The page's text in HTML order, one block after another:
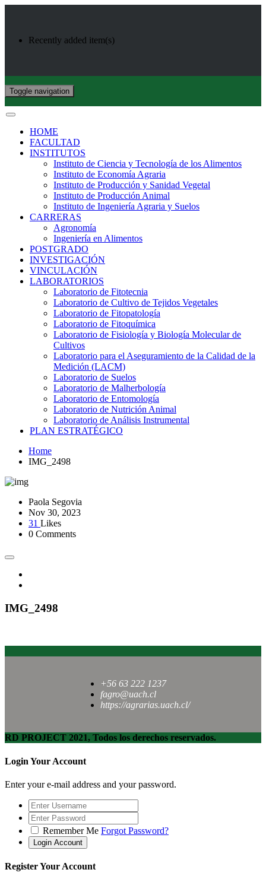
Recently added item(s)
Toggle navigation
HOME
FACULTAD
INSTITUTOS
Instituto de Ciencia y Tecnología de los Alimentos
Instituto de Economía Agraria
Instituto de Producción y Sanidad Vegetal
Instituto de Producción Animal
Instituto de Ingeniería Agraria y Suelos
CARRERAS
Agronomía
Ingeniería en Alimentos
POSTGRADO
INVESTIGACIÓN
VINCULACIÓN
LABORATORIOS
Laboratorio de Fitotecnia
Laboratorio de Cultivo de Tejidos Vegetales
Laboratorio de Fitopatología
Laboratorio de Fitoquímica
Laboratorio de Fisiología y Biología Molecular de
Cultivos
Laboratorio para el Aseguramiento de la Calidad de la
Medición (LACM)
Laboratorio de Suelos
Laboratorio de Malherbología
Laboratorio de Entomología
Laboratorio de Nutrición Animal
Laboratorio de Análisis Instrumental
PLAN ESTRATÉGICO
Home
IMG_2498
Paola Segovia
Nov 30, 2023
31 Likes
0 Comments
IMG_2498
+56 63 222 1237
fagro@uach.cl
https://agrarias.uach.cl/
RD PROJECT 2021, Todos los derechos reservados.
Login Your Account
Enter your e-mail address and your password.
Remember Me Forgot Password?
Register Your Account